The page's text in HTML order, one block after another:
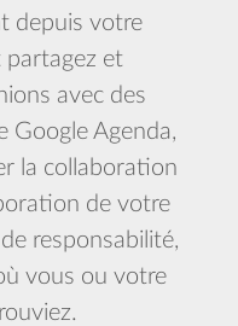
depuis votre
partagez et
avec des
Google Agenda,
la collaboration
de votre
responsabilité,
vous ou votre